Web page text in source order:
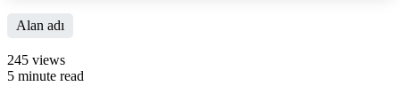
Alan adı
245 views
5 minute read